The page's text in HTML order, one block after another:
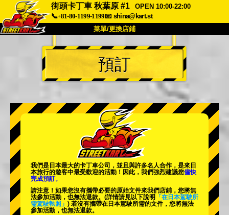
街頭卡丁車 秋葉原 #1
OPEN 10:00-22:00
📞+81-80-1199-1199📧 shina@kart.st
菜單/更換店鋪
首頁
關於我們 規格 價格
常見問題
公司 預訂
更換店鋪
東京 秋葉原 #2
東京 澀谷分店 東京灣
東京 淺草 大阪
沖繩
預訂
我們是日本最大的卡丁車公司，並且與許多名人合作，是來日
本旅行的遊客中最受歡迎的活動 ！因此，我們強烈建議您儘快
完成預訂。
請注意！如果您沒有攜帶必要的原始文件來我們店鋪，您將無
法參加活動，也無法退款。 (詳情請見以下說明
「在日本駕駛所
需駕駛執照」 ) 若沒有攜帶在日本駕駛所需的文件，您將無法
參加活動，也無法退款。